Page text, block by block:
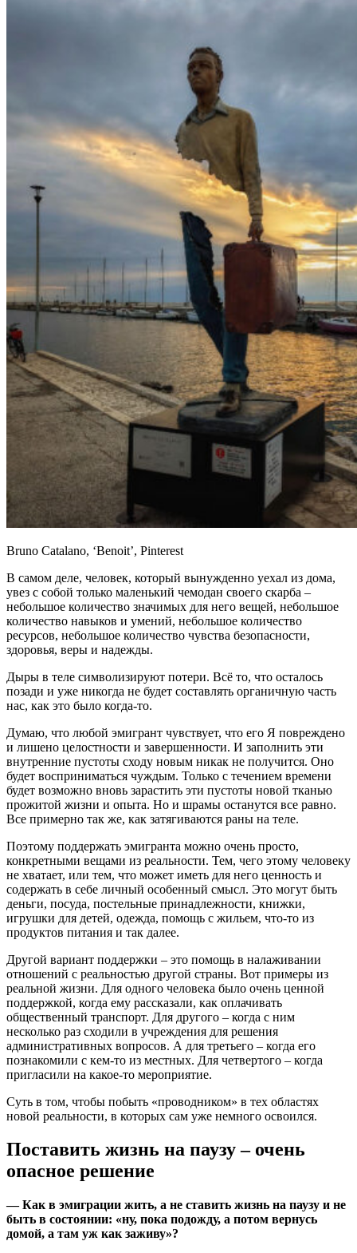
Bruno Catalano, ‘Benoit’, Pinterest
В самом деле, человек, который вынужденно уехал из дома,
увез с собой только маленький чемодан своего скарба –
небольшое количество значимых для него вещей, небольшое
количество навыков и умений, небольшое количество
ресурсов, небольшое количество чувства безопасности,
здоровья, веры и надежды.
Дыры в теле символизируют потери. Всё то, что осталось
позади и уже никогда не будет составлять органичную часть
нас, как это было когда-то.
Думаю, что любой эмигрант чувствует, что его Я повреждено
и лишено целостности и завершенности. И заполнить эти
внутренние пустоты сходу новым никак не получится. Оно
будет восприниматься чуждым. Только с течением времени
будет возможно вновь зарастить эти пустоты новой тканью
прожитой жизни и опыта. Но и шрамы останутся все равно.
Все примерно так же, как затягиваются раны на теле.
Поэтому поддержать эмигранта можно очень просто,
конкретными вещами из реальности. Тем, чего этому человеку
не хватает, или тем, что может иметь для него ценность и
содержать в себе личный особенный смысл. Это могут быть
деньги, посуда, постельные принадлежности, книжки,
игрушки для детей, одежда, помощь с жильем, что-то из
продуктов питания и так далее.
Другой вариант поддержки – это помощь в налаживании
отношений с реальностью другой страны. Вот примеры из
реальной жизни. Для одного человека было очень ценной
поддержкой, когда ему рассказали, как оплачивать
общественный транспорт. Для другого – когда с ним
несколько раз сходили в учреждения для решения
административных вопросов. А для третьего – когда его
познакомили с кем-то из местных. Для четвертого – когда
пригласили на какое-то мероприятие.
Суть в том, чтобы побыть «проводником» в тех областях
новой реальности, в которых сам уже немного освоился.
Поставить жизнь на паузу – очень
опасное решение
— Как в эмиграции жить, а не ставить жизнь на паузу и не
быть в состоянии: «ну, пока подожду, а потом вернусь
домой, а там уж как заживу»?